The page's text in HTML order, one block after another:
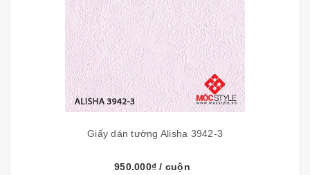
Thân thiện với môi trường, khí hậu,không độc hại
Tiết kiệm nguyên liệu
Thi công nhanh gọn, sạch sẽ
Độ bám dính cao với keo khi thi công riêng
Giấy dán tường Alisha 3942-3
950.000₫/ cuộn